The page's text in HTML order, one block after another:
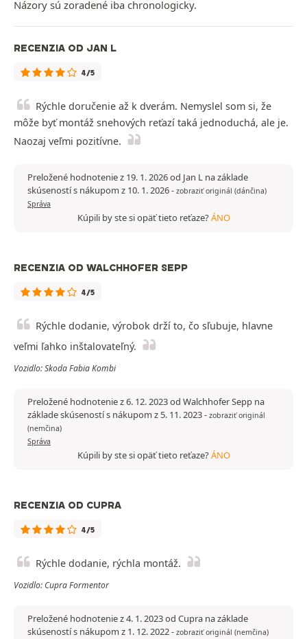
Názory sú zoradené iba chronologicky.
RECENZIA OD JAN L
4/5
Rýchle doručenie až k dverám. Nemyslel som si, že
môže byť montáž snehových reťazí taká jednoduchá, ale je.
Naozaj veľmi pozitívne.
Preložené hodnotenie z 19. 1. 2026 od Jan L na základe
skúseností s nákupom z 10. 1. 2026- zobraziť originál (dánčina)
Správa
Kúpili by ste si opäť tieto reťaze?ÁNO
RECENZIA OD WALCHHOFER SEPP
4/5
Rýchle dodanie, výrobok drží to, čo sľubuje, hlavne
veľmi ľahko inštalovateľný.
Vozidlo: Skoda Fabia Kombi
Preložené hodnotenie z 6. 12. 2023 od Walchhofer Sepp na
základe skúseností s nákupom z 5. 11. 2023- zobraziť originál
(nemčina)
Správa
Kúpili by ste si opäť tieto reťaze?ÁNO
RECENZIA OD CUPRA
4/5
Rýchle dodanie, rýchla montáž.
Vozidlo: Cupra Formentor
Preložené hodnotenie z 4. 1. 2023 od Cupra na základe
skúseností s nákupom z 1. 12. 2022- zobraziť originál (nemčina)